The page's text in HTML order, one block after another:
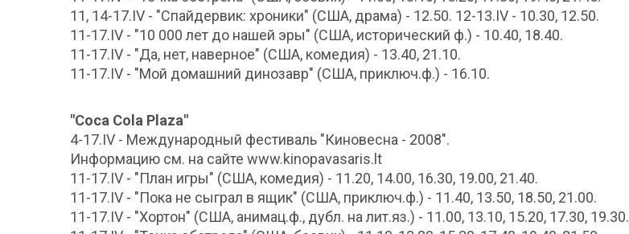
11, 14-17.IV - "Спайдервик: хроники" (США, драма) - 12.50. 12-13.IV - 10.30, 12.50.
11-17.IV - "10 000 лет до нашей эры" (США, исторический ф.) - 10.40, 18.40.
11-17.IV - "Да, нет, наверное" (США, комедия) - 13.40, 21.10.
11-17.IV - "Мой домашний динозавр" (США, приключ.ф.) - 16.10.
"Coca Cola Plaza"
4-17.IV - Международный фестиваль "Киновесна - 2008".
Информацию см. на сайте www.kinopavasaris.lt
11-17.IV - "План игры" (США, комедия) - 11.20, 14.00, 16.30, 19.00, 21.40.
11-17.IV - "Пока не сыграл в ящик" (США, приключ.ф.) - 11.40, 13.50, 18.50, 21.00.
11-17.IV - "Хортон" (США, анимац.ф., дубл. на лит.яз.) - 11.00, 13.10, 15.20, 17.30, 19.30.